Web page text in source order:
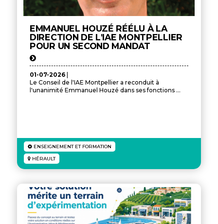
EMMANUEL HOUZÉ RÉÉLU À LA
DIRECTION DE L'IAE MONTPELLIER
POUR UN SECOND MANDAT
01-07-2026
Le Conseil de l'IAE Montpellier a reconduit à
l'unanimité Emmanuel Houzé dans ses fonctions ...
ENSEIGNEMENT ET FORMATION
HÉRAULT